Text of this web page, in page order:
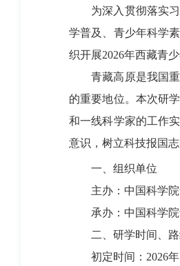
为深入贯彻落实习
学普及、青少年科学
织开展2026年西藏青
青藏高原是我国重
的重要地位。本次研
和一线科学家的工作
意识，树立科技报国
一、组织单位
主办：中国科学院
承办：中国科学院
二、研学时间、路
初定时间：2026年